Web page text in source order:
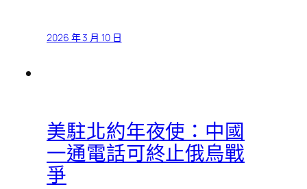
2026 年 3 月 10 日
美駐北約年夜使：中國
一通電話可終止俄烏戰
爭